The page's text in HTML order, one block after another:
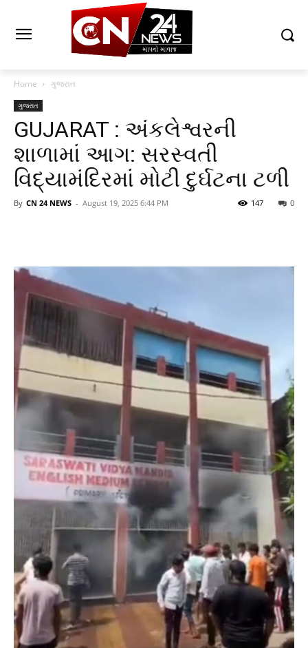
Home ગુજરાત
ગુજરાત
GUJARAT : અંકલેશ્વરની
શાળામાં આગ: સરસ્વતી
વિદ્યામંદિરમાં મોટી દુર્ઘટના ટળી
By CN 24 NEWS - August 19, 2025 6:44 PM 0
147